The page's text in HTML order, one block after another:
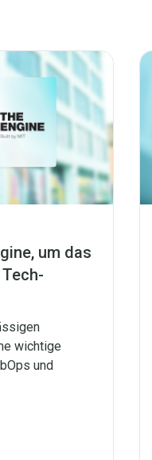
um das
wichtige
und